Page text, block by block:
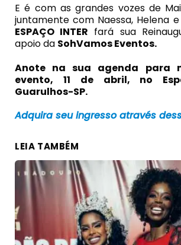
E é com as grandes vozes de
juntamente com Naessa, Helena
ESPAÇO INTER fará sua
apoio da SohVamos Eventos.
Anote na sua agenda para
evento, 11 de abril, no
Guarulhos-SP.
Adquira seu ingresso através
LEIA TAMBÉM